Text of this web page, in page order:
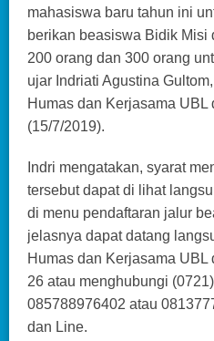
mahasiswa baru tahun ini
berikan beasiswa Bidik Misi
200 orang dan 300 orang
ujar Indriati Agustina
Humas dan Kerjasama
(15/7/2019).
Indri mengatakan, syarat
tersebut dapat di lihat
di menu pendaftaran jalur
jelasnya dapat datang
Humas dan Kerjasama UBL
26 atau menghubungi
085788976402 atau
dan Line.